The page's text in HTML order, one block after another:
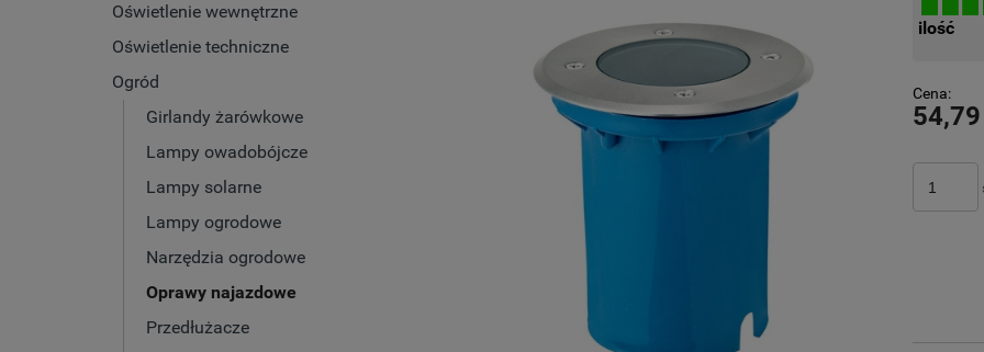
Oświetlenie wewnętrzne
Oświetlenie techniczne
Ogród
Girlandy żarówkowe
Lampy owadobójcze
Lampy solarne
Lampy ogrodowe
Narzędzia ogrodowe
Oprawy najazdowe
Przedłużacze
ilość
Cena:
54,79